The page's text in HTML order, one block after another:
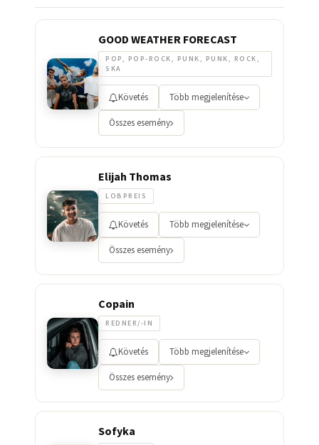
GOOD WEATHER FORECAST
POP, POP-ROCK, PUNK, PUNK, ROCK,
SKA
Követés Több megjelenítése
Összes esemény
Elijah Thomas
LOBPREIS
Követés Több megjelenítése
Összes esemény
Copain
REDNER/-IN
Követés Több megjelenítése
Összes esemény
Sofyka